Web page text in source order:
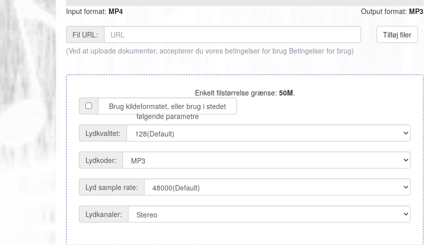
Input format: MP4 Output format: MP3
Fil URL:
Tilføj filer
(Ved at uploade dokumenter, accepterer du vores betingelser for brug Betingelser for brug)
Enkelt filstørrelse grænse: 50M.
Brug kildeformatet, eller brug i stedet
følgende parametre
Lydkvalitet:
Lydkoder:
Lyd sample rate:
Lydkanaler: